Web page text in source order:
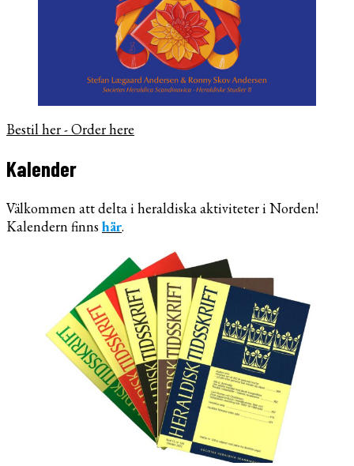
Bestil her - Order here
Kalender
Välkommen att delta i heraldiska aktiviteter i Norden!
Kalendern finns här.